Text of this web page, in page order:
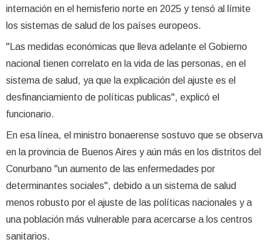
internación en el hemisferio norte en 2025 y tensó al límite
los sistemas de salud de los países europeos.
"Las medidas económicas que lleva adelante el Gobierno
nacional tienen correlato en la vida de las personas, en el
sistema de salud, ya que la explicación del ajuste es el
desfinanciamiento de políticas publicas", explicó el
funcionario.
En esa línea, el ministro bonaerense sostuvo que se observa
en la provincia de Buenos Aires y aún más en los distritos del
Conurbano "un aumento de las enfermedades por
determinantes sociales", debido a un sistema de salud
menos robusto por el ajuste de las políticas nacionales y a
una población más vulnerable para acercarse a los centros
sanitarios.